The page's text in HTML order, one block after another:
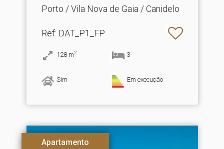
Porto / Vila Nova de Gaia / Canidelo
Ref: DAT_P1_FP
128 m2 3
Sim Em execução
Apartamento